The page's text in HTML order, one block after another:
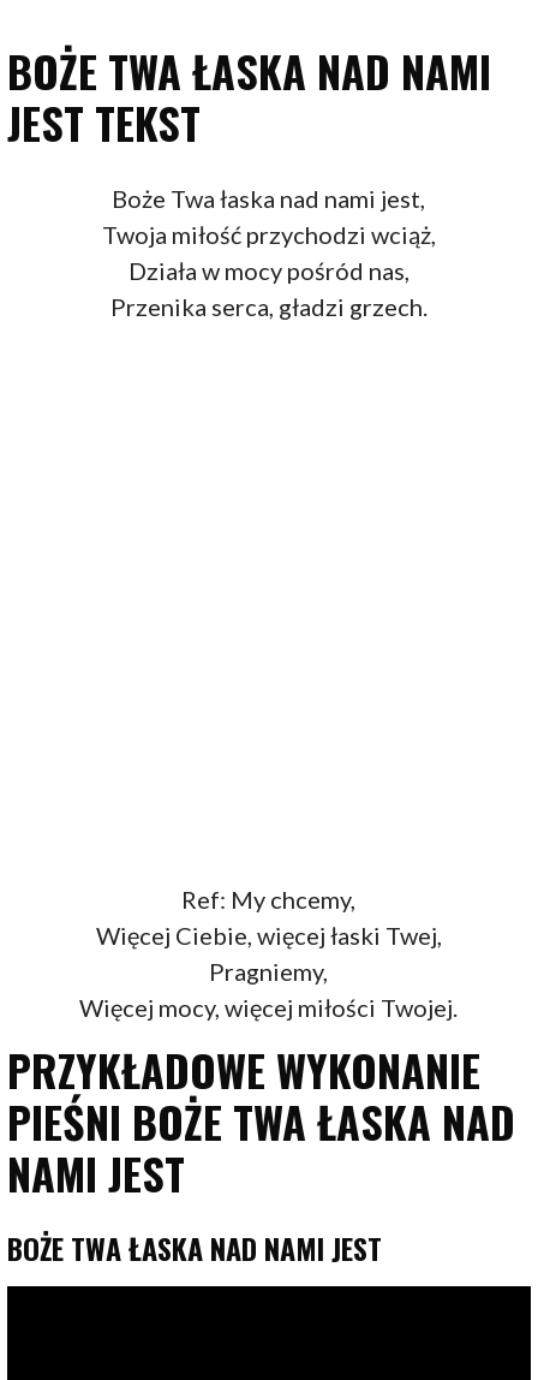
BOŻE TWA ŁASKA NAD NAMI
JEST TEKST
Boże Twa łaska nad nami jest,
Twoja miłość przychodzi wciąż,
Działa w mocy pośród nas,
Przenika serca, gładzi grzech.
Ref: My chcemy,
Więcej Ciebie, więcej łaski Twej,
Pragniemy,
Więcej mocy, więcej miłości Twojej.
PRZYKŁADOWE WYKONANIE
PIEŚNI BOŻE TWA ŁASKA NAD
NAMI JEST
BOŻE TWA ŁASKA NAD NAMI JEST